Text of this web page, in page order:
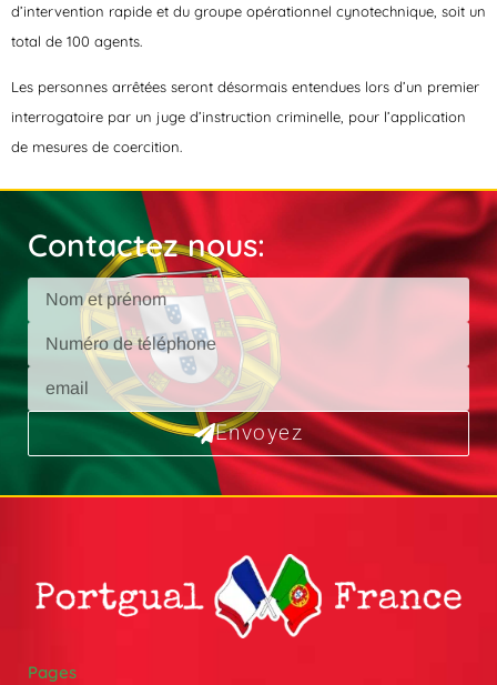
d’intervention rapide et du groupe opérationnel cynotechnique, soit un
total de 100 agents.
Les personnes arrêtées seront désormais entendues lors d’un premier
interrogatoire par un juge d’instruction criminelle, pour l’application
de mesures de coercition.
Contactez nous:
Envoyez
Pages